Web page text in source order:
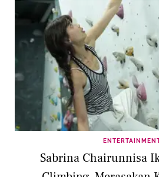
Sabrina Chairunnisa